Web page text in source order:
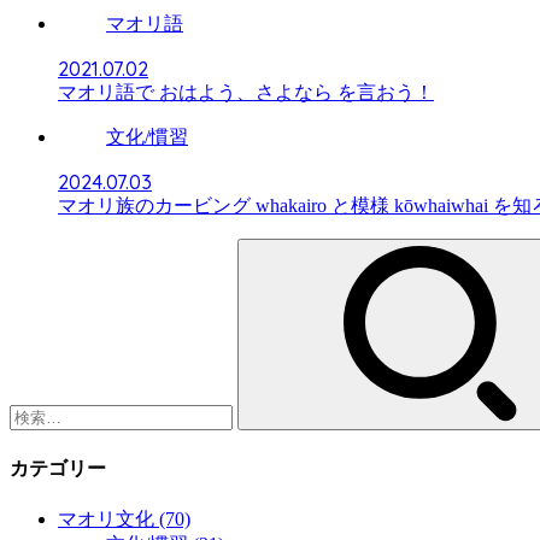
マオリ語
2021.07.02
マオリ語で おはよう、さよなら を言おう！
文化/慣習
2024.07.03
マオリ族のカービング whakairo と模様 kōwhaiwhai を知
カテゴリー
マオリ文化 (70)